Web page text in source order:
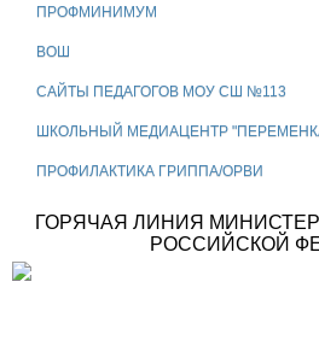
ПРОФМИНИМУМ
ВОШ
САЙТЫ ПЕДАГОГОВ МОУ СШ №113
ШКОЛЬНЫЙ МЕДИАЦЕНТР
ПРОФИЛАКТИКА ГРИППА/ОРВИ
ГОРЯЧАЯ ЛИНИЯ
РОССИЙСКОЙ